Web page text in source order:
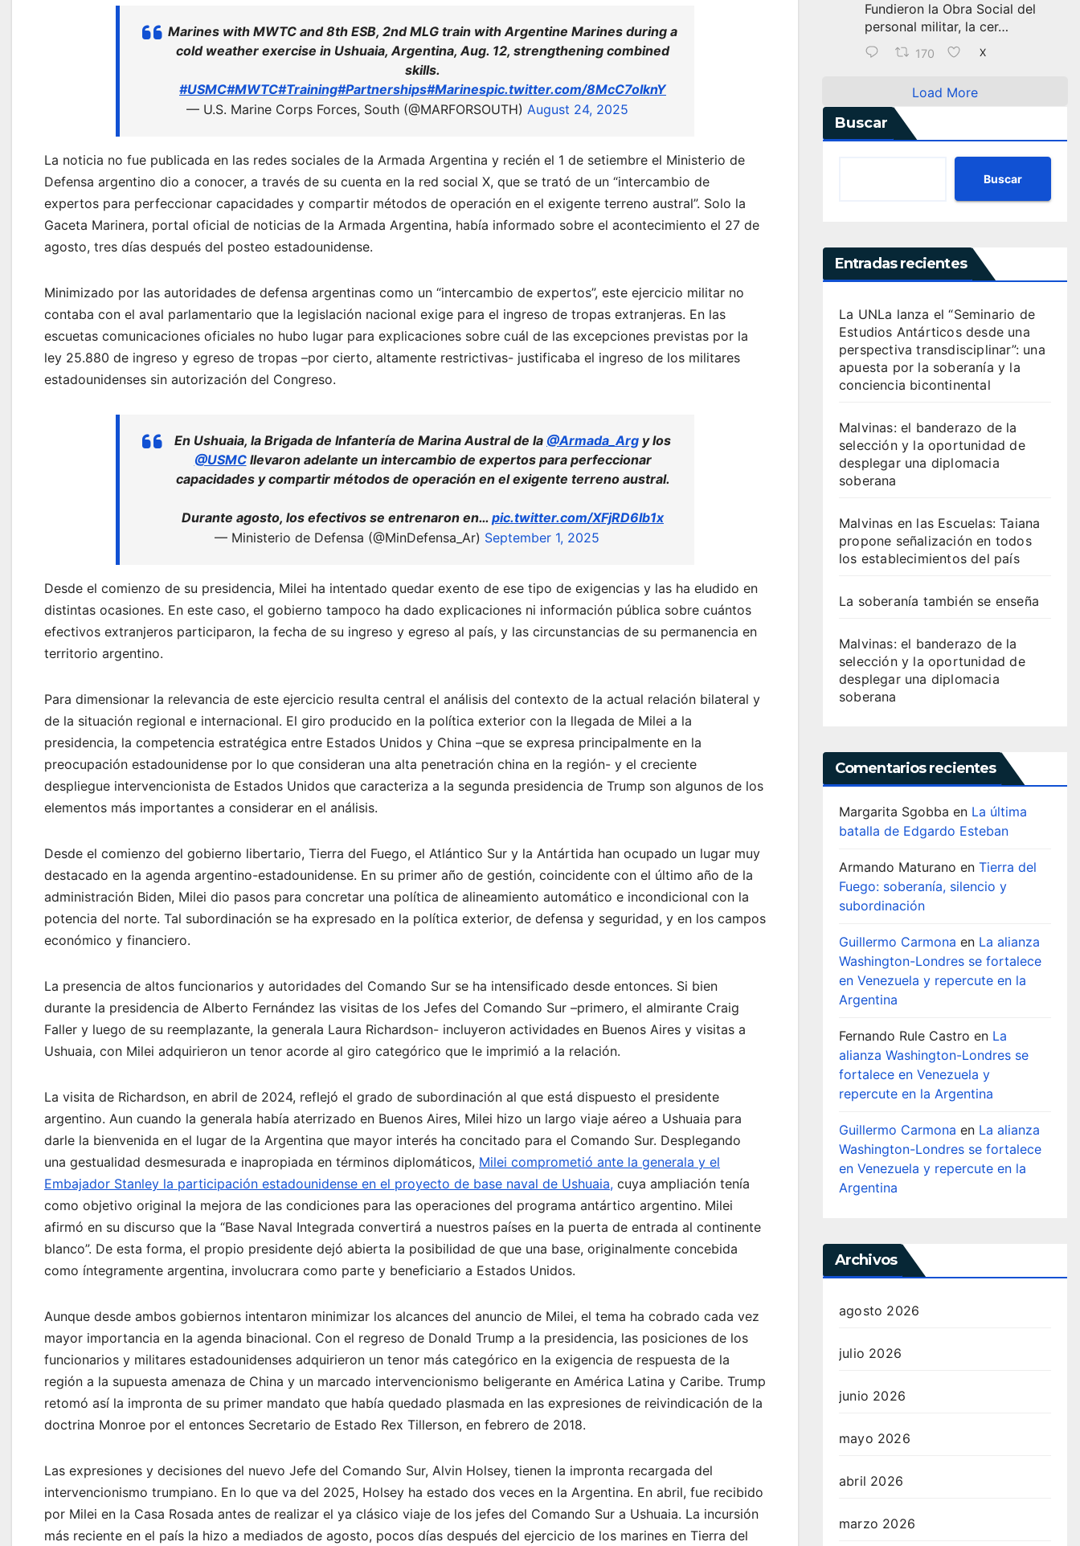
Marines with MWTC and 8th ESB, 2nd MLG train with Argentine Marines during a
cold weather exercise in Ushuaia, Argentina, Aug. 12, strengthening combined
skills.
#USMC#MWTC#Training#Partnerships#Marinespic.twitter.com/8McC7oIknY
— U.S. Marine Corps Forces, South (@MARFORSOUTH) August 24, 2025
La noticia no fue publicada en las redes sociales de la Armada Argentina y recién el 1 de setiembre el Ministerio de
Defensa argentino dio a conocer, a través de su cuenta en la red social X, que se trató de un “intercambio de
expertos para perfeccionar capacidades y compartir métodos de operación en el exigente terreno austral”. Solo la
Gaceta Marinera, portal oficial de noticias de la Armada Argentina, había informado sobre el acontecimiento el 27 de
agosto, tres días después del posteo estadounidense.
Minimizado por las autoridades de defensa argentinas como un “intercambio de expertos”, este ejercicio militar no
contaba con el aval parlamentario que la legislación nacional exige para el ingreso de tropas extranjeras. En las
escuetas comunicaciones oficiales no hubo lugar para explicaciones sobre cuál de las excepciones previstas por la
ley 25.880 de ingreso y egreso de tropas –por cierto, altamente restrictivas- justificaba el ingreso de los militares
estadounidenses sin autorización del Congreso.
En Ushuaia, la Brigada de Infantería de Marina Austral de la @Armada_Arg y los
@USMCllevaron adelante un intercambio de expertos para perfeccionar
capacidades y compartir métodos de operación en el exigente terreno austral.
Durante agosto, los efectivos se entrenaron en… pic.twitter.com/XFjRD6Ib1x
— Ministerio de Defensa (@MinDefensa_Ar) September 1, 2025
Desde el comienzo de su presidencia, Milei ha intentado quedar exento de ese tipo de exigencias y las ha eludido en
distintas ocasiones. En este caso, el gobierno tampoco ha dado explicaciones ni información pública sobre cuántos
efectivos extranjeros participaron, la fecha de su ingreso y egreso al país, y las circunstancias de su permanencia en
territorio argentino.
Para dimensionar la relevancia de este ejercicio resulta central el análisis del contexto de la actual relación bilateral y
de la situación regional e internacional. El giro producido en la política exterior con la llegada de Milei a la
presidencia, la competencia estratégica entre Estados Unidos y China –que se expresa principalmente en la
preocupación estadounidense por lo que consideran una alta penetración china en la región- y el creciente
despliegue intervencionista de Estados Unidos que caracteriza a la segunda presidencia de Trump son algunos de los
elementos más importantes a considerar en el análisis.
Desde el comienzo del gobierno libertario, Tierra del Fuego, el Atlántico Sur y la Antártida han ocupado un lugar muy
destacado en la agenda argentino-estadounidense. En su primer año de gestión, coincidente con el último año de la
administración Biden, Milei dio pasos para concretar una política de alineamiento automático e incondicional con la
potencia del norte. Tal subordinación se ha expresado en la política exterior, de defensa y seguridad, y en los campos
económico y financiero.
La presencia de altos funcionarios y autoridades del Comando Sur se ha intensificado desde entonces. Si bien
durante la presidencia de Alberto Fernández las visitas de los Jefes del Comando Sur –primero, el almirante Craig
Faller y luego de su reemplazante, la generala Laura Richardson- incluyeron actividades en Buenos Aires y visitas a
Ushuaia, con Milei adquirieron un tenor acorde al giro categórico que le imprimió a la relación.
La visita de Richardson, en abril de 2024, reflejó el grado de subordinación al que está dispuesto el presidente
argentino. Aun cuando la generala había aterrizado en Buenos Aires, Milei hizo un largo viaje aéreo a Ushuaia para
darle la bienvenida en el lugar de la Argentina que mayor interés ha concitado para el Comando Sur. Desplegando
una gestualidad desmesurada e inapropiada en términos diplomáticos, Milei comprometió ante la generala y el
Embajador Stanley la participación estadounidense en el proyecto de base naval de Ushuaia, cuya ampliación tenía
como objetivo original la mejora de las condiciones para las operaciones del programa antártico argentino. Milei
afirmó en su discurso que la “Base Naval Integrada convertirá a nuestros países en la puerta de entrada al continente
blanco”. De esta forma, el propio presidente dejó abierta la posibilidad de que una base, originalmente concebida
como íntegramente argentina, involucrara como parte y beneficiario a Estados Unidos.
Aunque desde ambos gobiernos intentaron minimizar los alcances del anuncio de Milei, el tema ha cobrado cada vez
mayor importancia en la agenda binacional. Con el regreso de Donald Trump a la presidencia, las posiciones de los
funcionarios y militares estadounidenses adquirieron un tenor más categórico en la exigencia de respuesta de la
región a la supuesta amenaza de China y un marcado intervencionismo beligerante en América Latina y Caribe. Trump
retomó así la impronta de su primer mandato que había quedado plasmada en las expresiones de reivindicación de la
doctrina Monroe por el entonces Secretario de Estado Rex Tillerson, en febrero de 2018.
Las expresiones y decisiones del nuevo Jefe del Comando Sur, Alvin Holsey, tienen la impronta recargada del
intervencionismo trumpiano. En lo que va del 2025, Holsey ha estado dos veces en la Argentina. En abril, fue recibido
por Milei en la Casa Rosada antes de realizar el ya clásico viaje de los jefes del Comando Sur a Ushuaia. La incursión
más reciente en el país la hizo a mediados de agosto, pocos días después del ejercicio de los marines en Tierra del
Fundieron la Obra Social del
personal militar, la cer…
170 X
Load More
Buscar
Buscar
Entradas recientes
La UNLa lanza el “Seminario de
Estudios Antárticos desde una
perspectiva transdisciplinar”: una
apuesta por la soberanía y la
conciencia bicontinental
Malvinas: el banderazo de la
selección y la oportunidad de
desplegar una diplomacia
soberana
Malvinas en las Escuelas: Taiana
propone señalización en todos
los establecimientos del país
La soberanía también se enseña
Malvinas: el banderazo de la
selección y la oportunidad de
desplegar una diplomacia
soberana
Comentarios recientes
Margarita Sgobba en La última
batalla de Edgardo Esteban
Armando Maturano en Tierra del
Fuego: soberanía, silencio y
subordinación
Guillermo Carmona en La alianza
Washington-Londres se fortalece
en Venezuela y repercute en la
Argentina
Fernando Rule Castro en La
alianza Washington-Londres se
fortalece en Venezuela y
repercute en la Argentina
Guillermo Carmona en La alianza
Washington-Londres se fortalece
en Venezuela y repercute en la
Argentina
Archivos
agosto 2026
julio 2026
junio 2026
mayo 2026
abril 2026
marzo 2026